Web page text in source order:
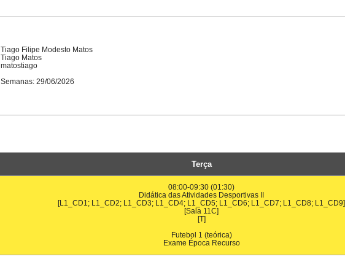
Tiago Filipe Modesto Matos
Tiago Matos
matostiago
Semanas: 29/06/2026
Terça
08:00-09:30 (01:30)
Didática das Atividades Desportivas II
[L1_CD1; L1_CD2; L1_CD3; L1_CD4; L1_CD5; L1_CD6; L1_CD7; L1_CD8; L1_CD9]
[Sala 11C]
[T]
Futebol 1 (teórica)
Exame Época Recurso